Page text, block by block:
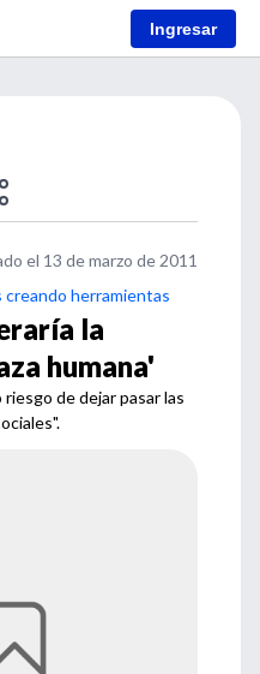
Ingresar
el 13 de marzo de 2011
creando herramientas
la
humana'
de dejar pasar las